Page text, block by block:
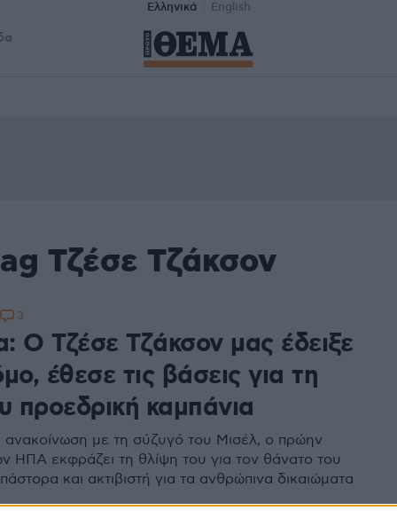
Ελληνικά English
Τζέσε Τζάκσον
Ο Τζέσε Τζάκσον μας έδειξε
έθεσε τις βάσεις για τη
προεδρική καμπάνια
ανακοίνωση με τη σύζυγό του Μισέλ, ο πρώην
ΗΠΑ εκφράζει τη θλίψη του για τον θάνατο του
και ακτιβιστή για τα ανθρώπινα δικαιώματα
3